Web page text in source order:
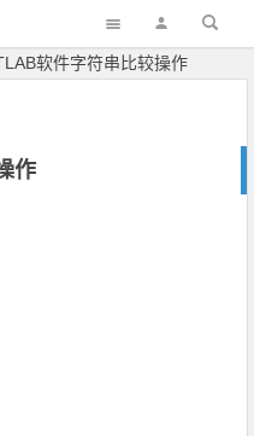
软件字符串比较操作
作